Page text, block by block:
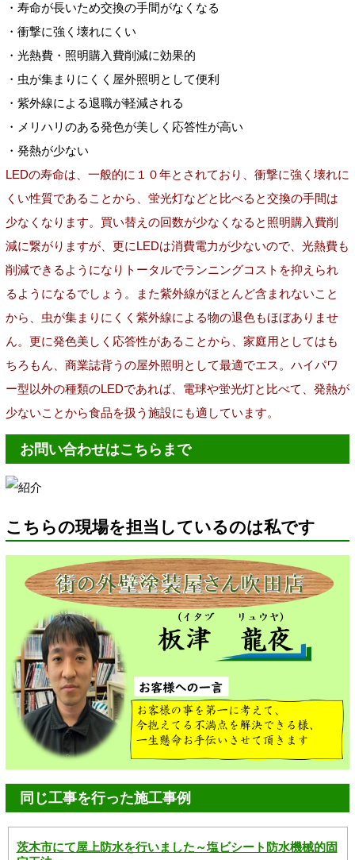
・寿命が長いため交換の手間がなくなる
・衝撃に強く壊れにくい
・光熱費・照明購入費削減に効果的
・虫が集まりにくく屋外照明として便利
・紫外線による退職が軽減される
・メリハリのある発色が美しく応答性が高い
・発熱が少ない
LEDの寿命は、一般的に１０年とされており、衝撃に強く壊れに
くい性質であることから、蛍光灯などと比べると交換の手間は
少なくなります。買い替えの回数が少なくなると照明購入費削
減に繋がりますが、更にLEDは消費電力が少ないので、光熱費も
削減できるようになりトータルでランニングコストを抑えられ
るようになるでしょう。また紫外線がほとんど含まれないこと
から、虫が集まりにくく紫外線による物の退色もほぼありませ
ん。更に発色美しく応答性があることから、家庭用としてはも
ちろもん、商業誌背うの屋外照明として最適でエス。ハイパワ
ー型以外の種類のLEDであれば、電球や蛍光灯と比べて、発熱が
少ないことから食品を扱う施設にも適しています。
お問い合わせはこちらまで
こちらの現場を担当しているのは私です
同じ工事を行った施工事例
茨木市にて屋上防水を行いました～塩ビシート防水機械的固